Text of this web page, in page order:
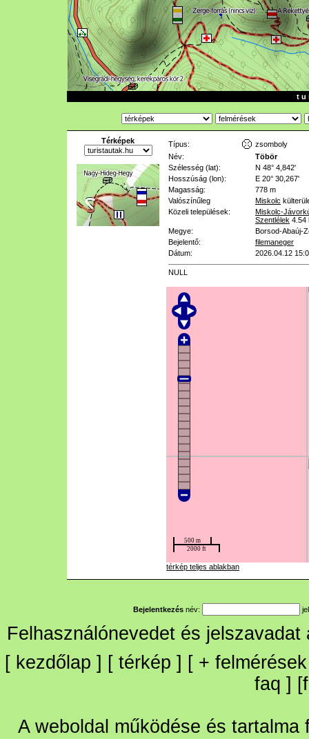
t u
Térképek Típus:
zsomboly
Név:
Töbör
Szélesség (lat):
N 48° 4,842'
Hosszúság (lon):
E 20° 30,267'
Magasság:
778 m
Valószínűleg
Miskolc
Közeli települések:
Miskolc-
Szentlélek 4.54
Megye:
Borsod-Abaúj-
Bejelentő:
filemaneger
Dátum:
2026.04.12
NULL
térkép teljes ablakban
Bejelentkezés név:
Felhasználónevedet és
[ kezdőlap ] [ térkép ] [ + felmérések
faq ] [
A weboldal működése és